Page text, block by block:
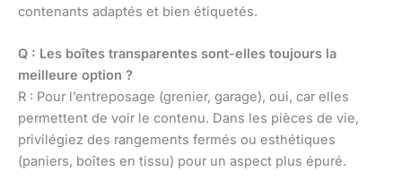
contenants adaptés et bien étiquetés.
Q : Les boîtes transparentes sont-elles toujours la
meilleure option ?
R : Pour l’entreposage (grenier, garage), oui, car elles
permettent de voir le contenu. Dans les pièces de vie,
privilégiez des rangements fermés ou esthétiques
(paniers, boîtes en tissu) pour un aspect plus épuré.